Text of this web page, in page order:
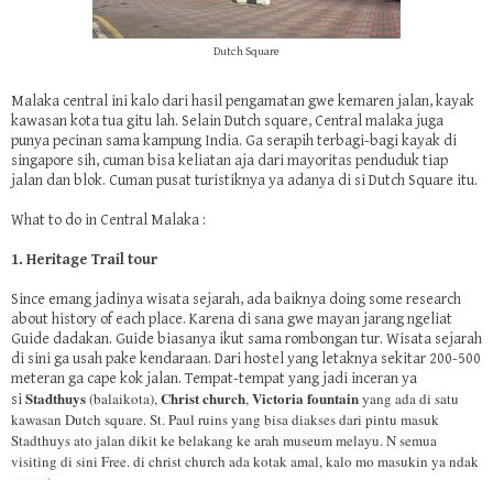
Dutch Square
Malaka central ini kalo dari hasil pengamatan gwe kemaren jalan, kayak
kawasan kota tua gitu lah. Selain Dutch square, Central malaka juga
punya pecinan sama kampung India. Ga serapih terbagi-bagi kayak di
singapore sih, cuman bisa keliatan aja dari mayoritas penduduk tiap
jalan dan blok. Cuman pusat turistiknya ya adanya di si Dutch Square itu.
What to do in Central Malaka :
1. Heritage Trail tour
Since emang jadinya wisata sejarah, ada baiknya doing some research
about history of each place. Karena di sana gwe mayan jarang ngeliat
Guide dadakan. Guide biasanya ikut sama rombongan tur. Wisata sejarah
di sini ga usah pake kendaraan. Dari hostel yang letaknya sekitar 200-500
meteran ga cape kok jalan. Tempat-tempat yang jadi inceran ya
siStadthuys(balaikota),Christ church,Victoria fountainyang ada di satu
kawasan Dutch square. St. Paul ruins yang bisa diakses dari pintu masuk
Stadthuys ato jalan dikit ke belakang ke arah museum melayu. N semua
visiting di sini Free. di christ church ada kotak amal, kalo mo masukin ya ndak